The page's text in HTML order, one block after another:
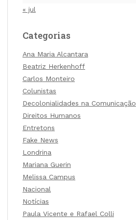
« jul
Categorias
Ana Maria Alcantara
Beatriz Herkenhoff
Carlos Monteiro
Colunistas
Decolonialidades na Comunicação
Direitos Humanos
Entretons
Fake News
Londrina
Mariana Guerin
Melissa Campus
Nacional
Notícias
Paula Vicente e Rafael Colli